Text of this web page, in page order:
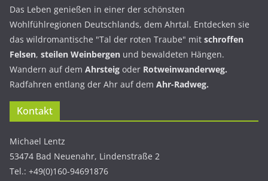
Das Leben genießen in einer der schönsten
Wohlfühlregionen Deutschlands, dem Ahrtal. Entdecken sie
das wildromantische "Tal der roten Traube" mit schroffen
Felsen, steilen Weinbergen und bewaldeten Hängen.
Wandern auf dem Ahrsteig oder Rotweinwanderweg.
Radfahren entlang der Ahr auf dem Ahr-Radweg.
Kontakt
Michael Lentz
53474 Bad Neuenahr, Lindenstraße 2
Tel.: +49(0)160-94691876